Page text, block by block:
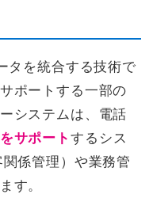
タを統合する技術で
ポートする一部の
システムは、電話
サポート するシス
係管理）や業務管
す。